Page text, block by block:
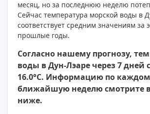
месяц, но за последнюю неделю
Сейчас температура морской воды в
соответствует средним значениям за
прошлые годы.
Согласно нашему прогнозу,
воды в Дун-Лэаре через 7 дней
16.0°C. Информацию по
ближайшую неделю смотрите
ниже.